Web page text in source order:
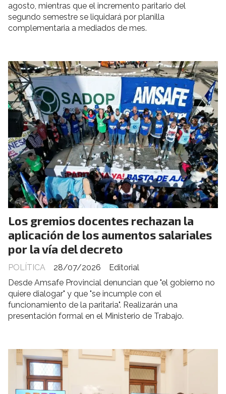
agosto, mientras que el incremento paritario del
segundo semestre se liquidará por planilla
complementaria a mediados de mes.
Los gremios docentes rechazan la
aplicación de los aumentos salariales
por la vía del decreto
Editorial
POLÍTICA
28/07/2026
Desde Amsafe Provincial denuncian que "el gobierno no
quiere dialogar" y que "se incumple con el
funcionamiento de la paritaria". Realizarán una
presentación formal en el Ministerio de Trabajo.